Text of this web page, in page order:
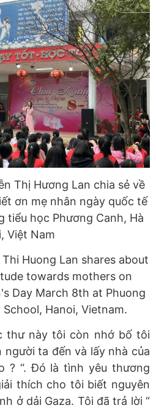
Thị Hương Lan chia sẻ về
ơn mẹ nhân ngày quốc tế
tiểu học Phương Canh, Hà
Việt Nam
Huong Lan shares about
towards mothers on
Day March 8th at Phuong
Hanoi, Vietnam.
thư này tôi còn nhớ bố tôi
người ta đến và lấy nhà của
? “. Đó là tình yêu thương
thích cho tôi biết nguyên
ở dải Gaza. Tôi đã trả lời “